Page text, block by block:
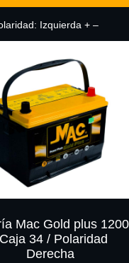
Izquierda + –
Mac Gold plus 1200
34 / Polaridad
Derecha